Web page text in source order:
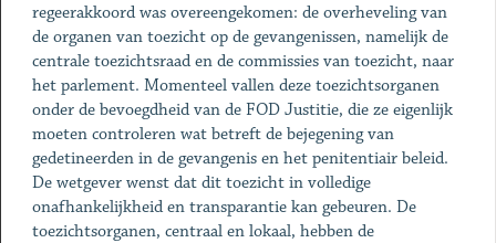
regeerakkoord was overeengekomen: de overheveling van
de organen van toezicht op de gevangenissen, namelijk de
centrale toezichtsraad en de commissies van toezicht, naar
het parlement. Momenteel vallen deze toezichtsorganen
onder de bevoegdheid van de FOD Justitie, die ze eigenlijk
moeten controleren wat betreft de bejegening van
gedetineerden in de gevangenis en het penitentiair beleid.
De wetgever wenst dat dit toezicht in volledige
onafhankelijkheid en transparantie kan gebeuren. De
toezichtsorganen, centraal en lokaal, hebben de